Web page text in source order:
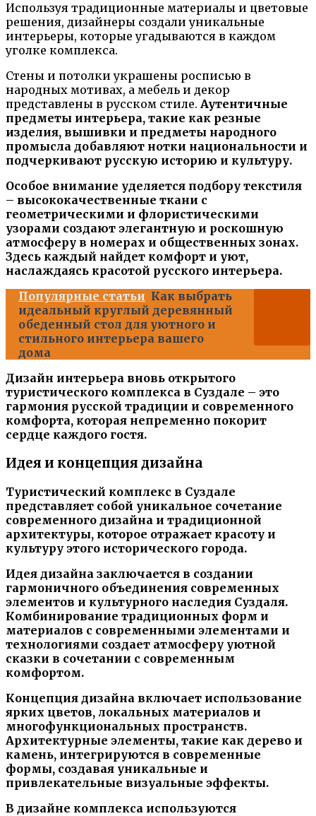
Используя традиционные материалы и цветовые
решения, дизайнеры создали уникальные
интерьеры, которые угадываются в каждом
уголке комплекса.
Стены и потолки украшены росписью в
народных мотивах, а мебель и декор
представлены в русском стиле. Аутентичные
предметы интерьера, такие как резные
изделия, вышивки и предметы народного
промысла добавляют нотки национальности и
подчеркивают русскую историю и культуру.
Особое внимание уделяется подбору текстиля
– высококачественные ткани с
геометрическими и флористическими
узорами создают элегантную и роскошную
атмосферу в номерах и общественных зонах.
Здесь каждый найдет комфорт и уют,
наслаждаясь красотой русского интерьера.
Популярные статьи Как выбрать
идеальный круглый деревянный
обеденный стол для уютного и
стильного интерьера вашего
дома
Дизайн интерьера вновь открытого
туристического комплекса в Суздале – это
гармония русской традиции и современного
комфорта, которая непременно покорит
сердце каждого гостя.
Идея и концепция дизайна
Туристический комплекс в Суздале
представляет собой уникальное сочетание
современного дизайна и традиционной
архитектуры, которое отражает красоту и
культуру этого исторического города.
Идея дизайна заключается в создании
гармоничного объединения современных
элементов и культурного наследия Суздаля.
Комбинирование традиционных форм и
материалов с современными элементами и
технологиями создает атмосферу уютной
сказки в сочетании с современным
комфортом.
Концепция дизайна включает использование
ярких цветов, локальных материалов и
многофункциональных пространств.
Архитектурные элементы, такие как дерево и
камень, интегрируются в современные
формы, создавая уникальные и
привлекательные визуальные эффекты.
В дизайне комплекса используются